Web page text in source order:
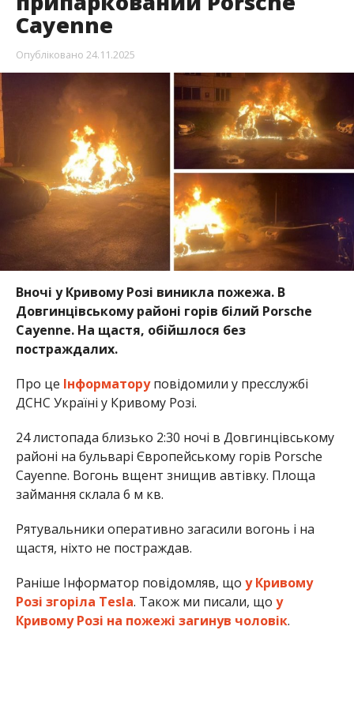
Cayenne
Опубліковано 24.11.2025
Вночі у Кривому Розі виникла пожежа. В
Довгинцівському районі горів білий Porsche
Cayenne. На щастя, обійшлося без
постраждалих.
Про це Інформаторуповідомили у пресслужбі
ДСНС Україні у Кривому Розі.
24 листопада близько 2:30 ночі в Довгинцівському
районі на бульварі Європейському горів Porsche
Cayenne. Вогонь вщент знищив автівку. Площа
займання склала 6 м кв.
Рятувальники оперативно загасили вогонь і на
щастя, ніхто не постраждав.
Раніше Інформатор повідомляв, що у Кривому
Розі згоріла Tesla. Також ми писали, що у
Кривому Розі на пожежі загинув чоловік.